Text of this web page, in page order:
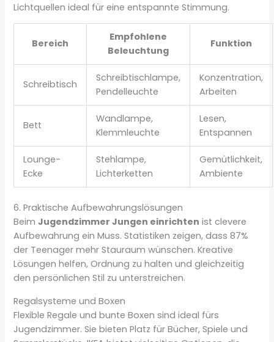
Lichtquellen ideal für eine entspannte Stimmung.
Bereich
Empfohlene
Beleuchtung
Funktion
Schreibtisch
Schreibtischlampe,
Pendelleuchte
Konzentration,
Arbeiten
Bett
Wandlampe,
Klemmleuchte
Lesen,
Entspannen
Lounge-
Ecke
Stehlampe,
Lichterketten
Gemütlichkeit,
Ambiente
6. Praktische Aufbewahrungslösungen
BeimJugendzimmer Jungen einrichten ist clevere
Aufbewahrung ein Muss. Statistiken zeigen, dass 87%
der Teenager mehr Stauraum wünschen. Kreative
Lösungen helfen, Ordnung zu halten und gleichzeitig
den persönlichen Stil zu unterstreichen.
Regalsysteme und Boxen
Flexible Regale und bunte Boxen sind ideal fürs
Jugendzimmer. Sie bieten Platz für Bücher, Spiele und